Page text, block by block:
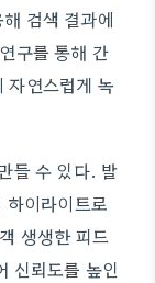
검색 결과에
구를 통해 간
자연스럽게 녹
들 수 있다. 발
이라이트로
생생한 피드
신뢰도를 높인